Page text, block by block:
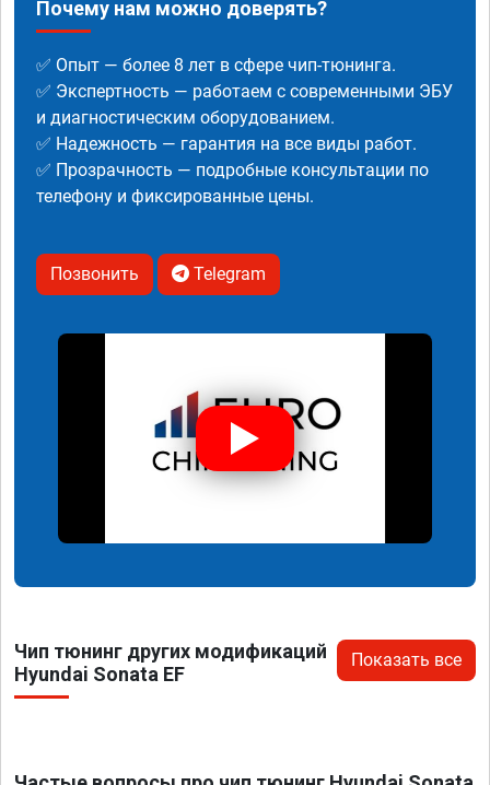
Почему нам можно доверять?
✅ Опыт — более 8 лет в сфере чип-тюнинга.
✅ Экспертность — работаем с современными ЭБУ
и диагностическим оборудованием.
✅ Надежность — гарантия на все виды работ.
✅ Прозрачность — подробные консультации по
телефону и фиксированные цены.
Позвонить Telegram
Чип тюнинг других модификаций
Hyundai Sonata EF
Показать все